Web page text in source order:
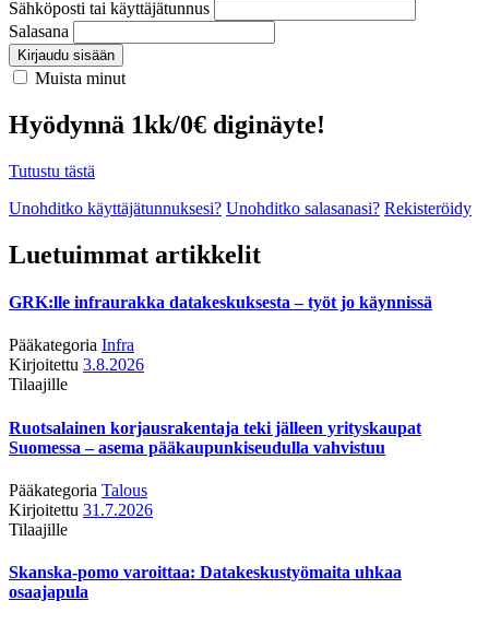
Sähköposti tai käyttäjätunnus
Salasana
Kirjaudu sisään
Muista minut
Hyödynnä 1kk/0€ diginäyte!
Tutustu tästä
Unohditko käyttäjätunnuksesi? Unohditko salasanasi? Rekisteröidy
Luetuimmat artikkelit
GRK:lle infraurakka datakeskuksesta – työt jo käynnissä
Pääkategoria Infra
Kirjoitettu 3.8.2026
Tilaajille
Ruotsalainen korjausrakentaja teki jälleen yrityskaupat
Suomessa – asema pääkaupunkiseudulla vahvistuu
Pääkategoria Talous
Kirjoitettu 31.7.2026
Tilaajille
Skanska-pomo varoittaa: Datakeskustyömaita uhkaa
osaajapula